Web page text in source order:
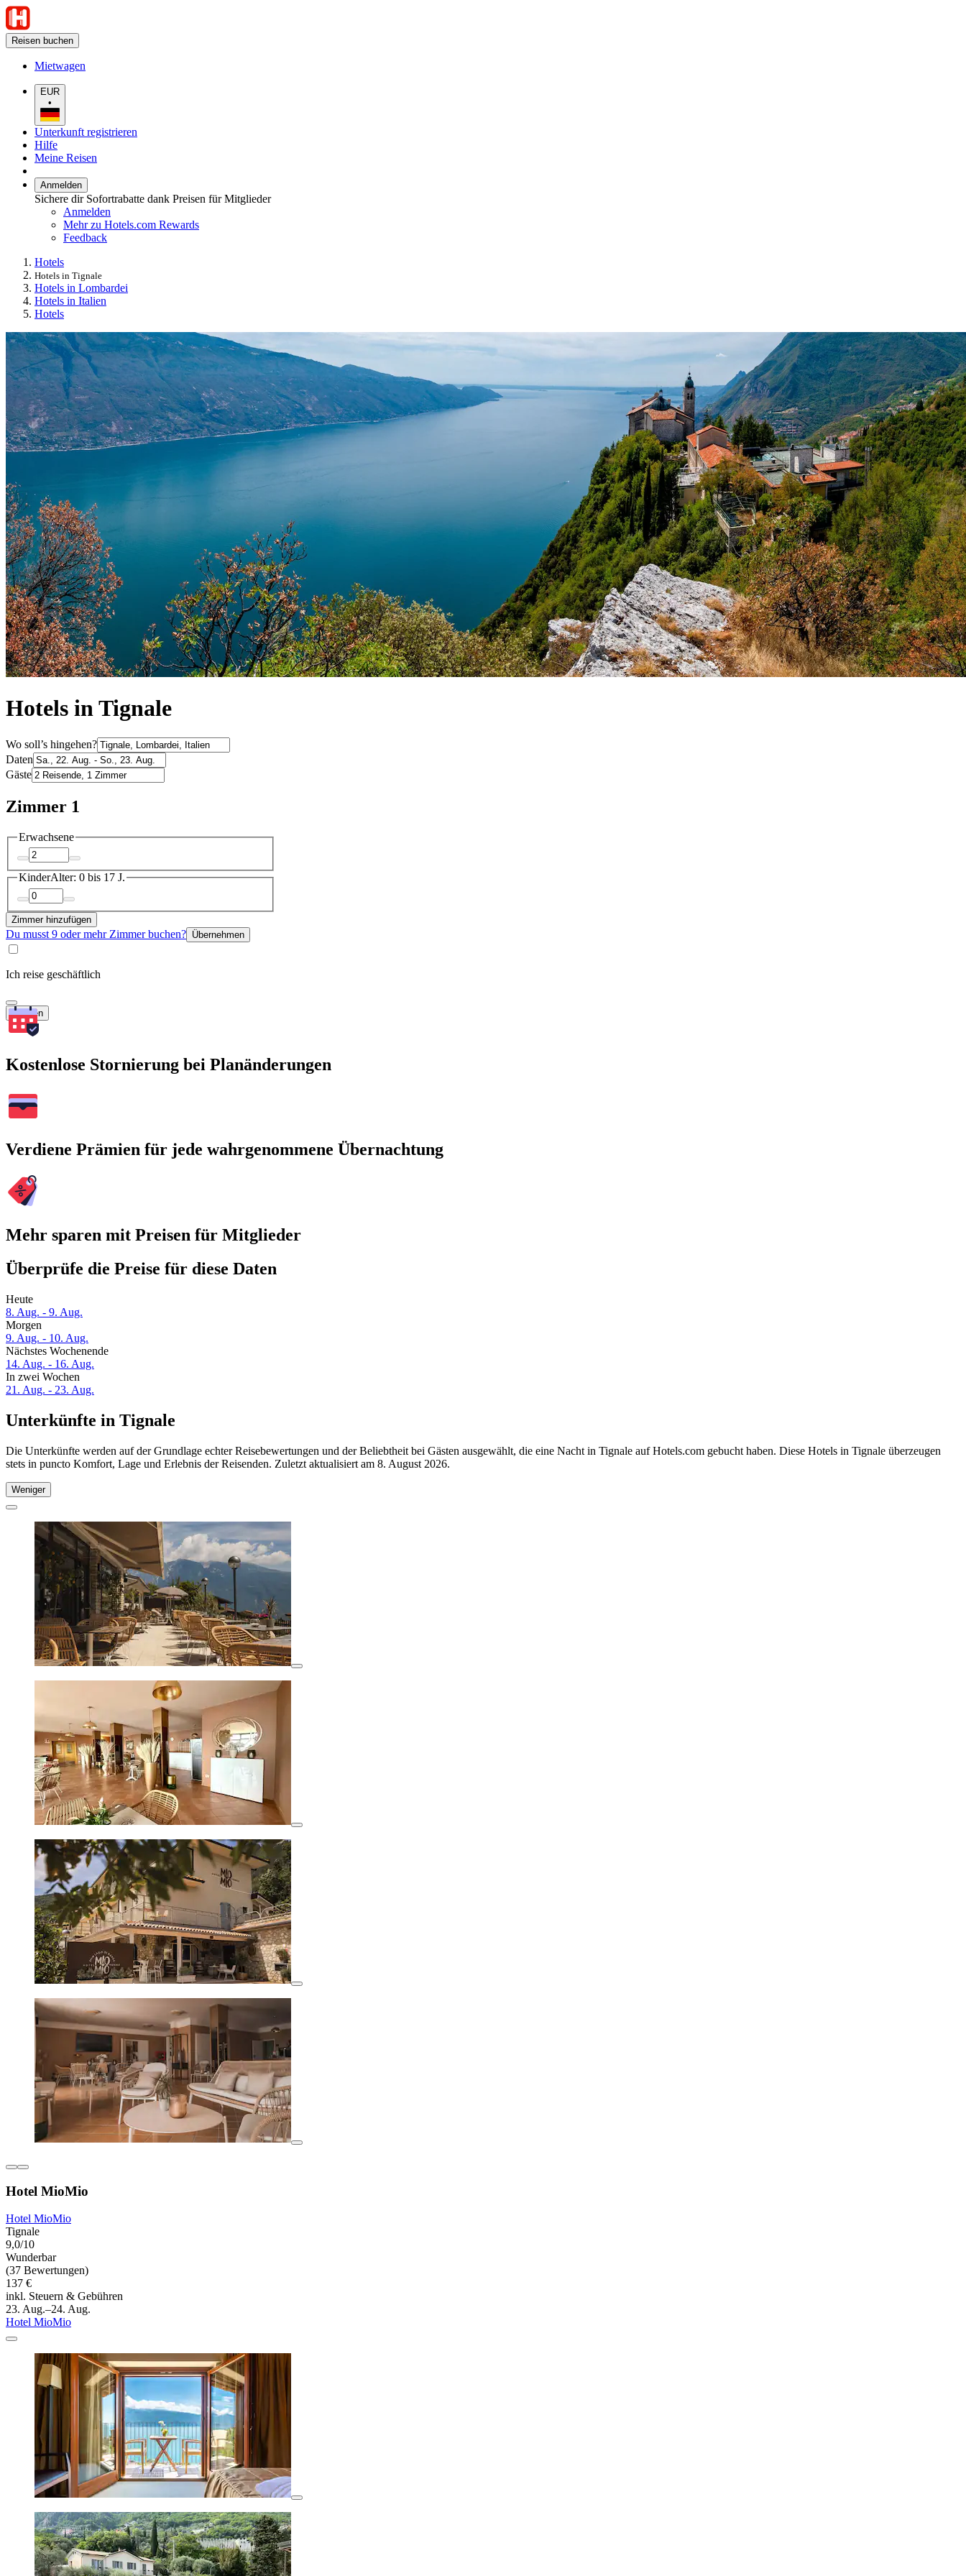
Reisen buchen
Mietwagen
EUR
•
Unterkunft registrieren
Hilfe
Meine Reisen
Anmelden
Sichere dir Sofortrabatte dank Preisen für Mitglieder
Anmelden
Mehr zu Hotels.com Rewards
Feedback
Hotels
Hotels in Tignale
Hotels in Lombardei
Hotels in Italien
Hotels
Hotels in Tignale
Wo soll’s hingehen?
Daten
Gäste
Zimmer 1
Erwachsene
KinderAlter: 0 bis 17 J.
Zimmer hinzufügen
Du musst 9 oder mehr Zimmer buchen? Übernehmen
Ich reise geschäftlich
Suchen
Kostenlose Stornierung bei Planänderungen
Verdiene Prämien für jede wahrgenommene Übernachtung
Mehr sparen mit Preisen für Mitglieder
Überprüfe die Preise für diese Daten
Heute
8. Aug. - 9. Aug.
Morgen
9. Aug. - 10. Aug.
Nächstes Wochenende
14. Aug. - 16. Aug.
In zwei Wochen
21. Aug. - 23. Aug.
Unterkünfte in Tignale
Die Unterkünfte werden auf der Grundlage echter Reisebewertungen und der Beliebtheit bei Gästen ausgewählt, die eine Nacht in Tignale auf Hotels.com gebucht haben. Diese Hotels in Tignale überzeugen
stets in puncto Komfort, Lage und Erlebnis der Reisenden. Zuletzt aktualisiert am 8. August 2026.
Weniger
Hotel MioMio
Hotel MioMio
Tignale
9,0/10
Wunderbar
(37 Bewertungen)
137 €
inkl. Steuern & Gebühren
23. Aug.–24. Aug.
Hotel MioMio